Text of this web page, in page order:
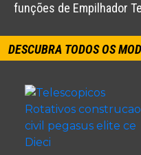
funções de Empilhador
DESCUBRA TODOS OS